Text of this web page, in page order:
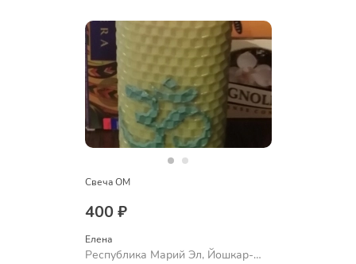
Свеча ОМ
400 ₽
Елена
Республика Марий Эл, Йошкар-